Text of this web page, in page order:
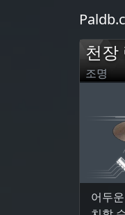
천장
조명
어두